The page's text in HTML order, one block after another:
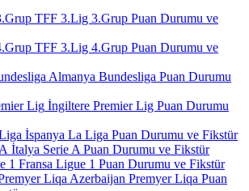
TFF 3.Lig 3.Grup Puan Durumu ve
TFF 3.Lig 4.Grup Puan Durumu ve
Almanya Bundesliga Puan Durumu
İngiltere Premier Lig Puan Durumu
İspanya La Liga Puan Durumu ve Fikstür
İtalya Serie A Puan Durumu ve Fikstür
Fransa Ligue 1 Puan Durumu ve Fikstür
Azerbaijan Premyer Liqa Puan